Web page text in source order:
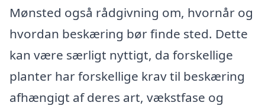
Mønsted også rådgivning om, hvornår og
hvordan beskæring bør finde sted. Dette
kan være særligt nyttigt, da forskellige
planter har forskellige krav til beskæring
afhængigt af deres art, vækstfase og